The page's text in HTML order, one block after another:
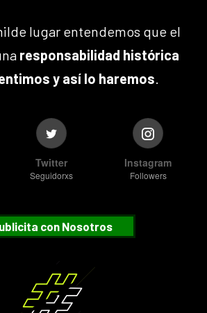
lugar entendemos que el
responsabilidad histórica
y así lo haremos.
Twitter
Seguidorxs
Instagram
Followers
con Nosotros